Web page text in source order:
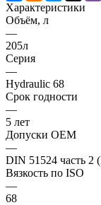
Характеристики
Объём, л
—
205л
Серия
—
Hydraulic 68
Срок годности
—
5 лет
Допуски OEM
—
DIN 51524 часть
Вязкость по ISO
—
68